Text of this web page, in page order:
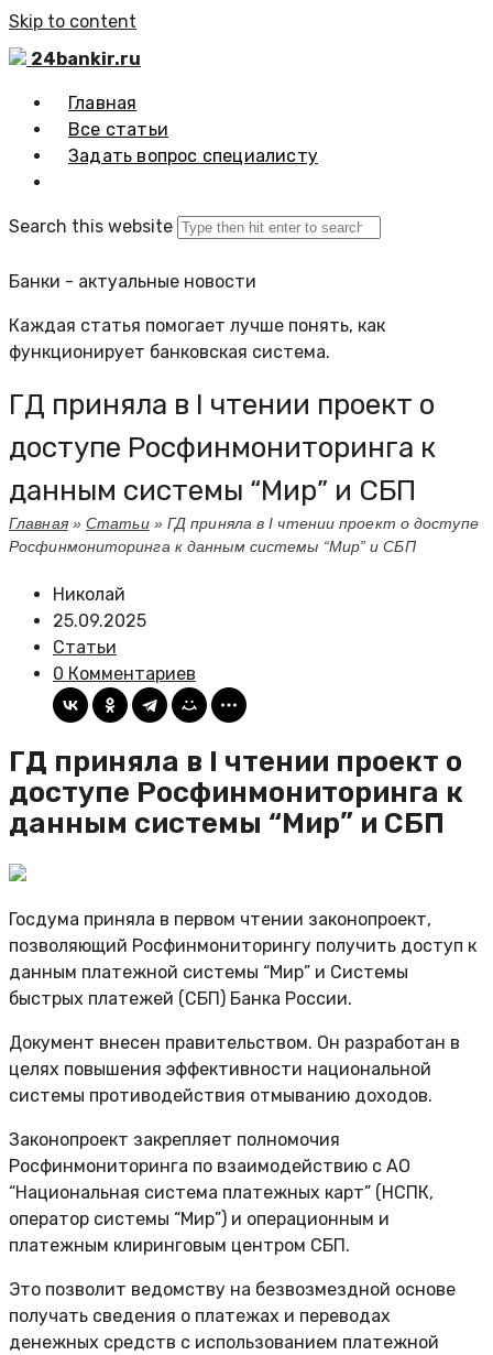
Skip to content
24bankir.ru
Главная
Все статьи
Задать вопрос специалисту
Search this website
Банки - актуальные новости
Каждая статья помогает лучше понять, как
функционирует банковская система.
ГД приняла в I чтении проект о
доступе Росфинмониторинга к
данным системы “Мир” и СБП
Главная»Статьи» ГД приняла в I чтении проект о доступе
Росфинмониторинга к данным системы “Мир” и СБП
Николай
25.09.2025
Статьи
0 Комментариев
ГД приняла в I чтении проект о
доступе Росфинмониторинга к
данным системы “Мир” и СБП
Госдума приняла в первом чтении законопроект,
позволяющий Росфинмониторингу получить доступ к
данным платежной системы “Мир” и Системы
быстрых платежей (СБП) Банка России.
Документ внесен правительством. Он разработан в
целях повышения эффективности национальной
системы противодействия отмыванию доходов.
Законопроект закрепляет полномочия
Росфинмониторинга по взаимодействию с АО
“Национальная система платежных карт” (НСПК,
оператор системы “Мир”) и операционным и
платежным клиринговым центром СБП.
Это позволит ведомству на безвозмездной основе
получать сведения о платежах и переводах
денежных средств с использованием платежной